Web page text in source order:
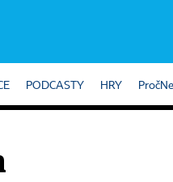
PODCASTY HRY PročNe